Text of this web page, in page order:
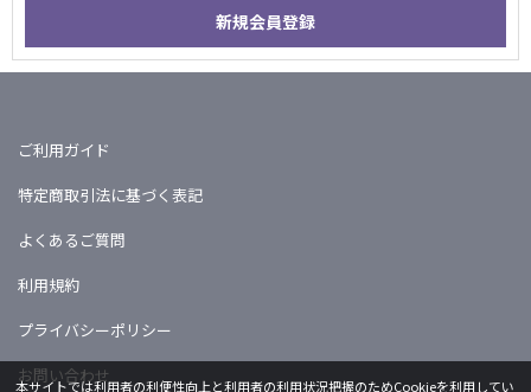
ご利用ガイド
特定商取引法に基づく表記
よくあるご質問
利用規約
プライバシーポリシー
お問い合わせ
本サイトでは利用者の利便性向上と利用者の利用状況把握のためCookieを利用してい